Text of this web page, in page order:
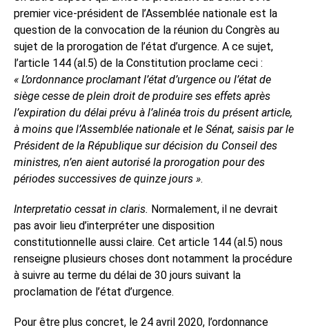
premier vice-président de l’Assemblée nationale est la
question de la convocation de la réunion du Congrès au
sujet de la prorogation de l’état d’urgence. A ce sujet,
l’article 144 (al.5) de la Constitution proclame ceci :
« L’ordonnance proclamant l’état d’urgence ou l’état de
siège cesse de plein droit de produire ses effets après
l’expiration du délai prévu à l’alinéa trois du présent article,
à moins que l’Assemblée nationale et le Sénat, saisis par le
Président de la République sur décision du Conseil des
ministres, n’en aient autorisé la prorogation pour des
périodes successives de quinze jours ».
Interpretatio cessat in claris. Normalement, il ne devrait
pas avoir lieu d’interpréter une disposition
constitutionnelle aussi claire. Cet article 144 (al.5) nous
renseigne plusieurs choses dont notamment la procédure
à suivre au terme du délai de 30 jours suivant la
proclamation de l’état d’urgence.
Pour être plus concret, le 24 avril 2020, l’ordonnance